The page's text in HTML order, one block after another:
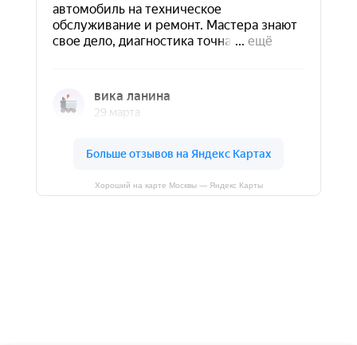
Хороший на карте Москвы — Яндекс Карты